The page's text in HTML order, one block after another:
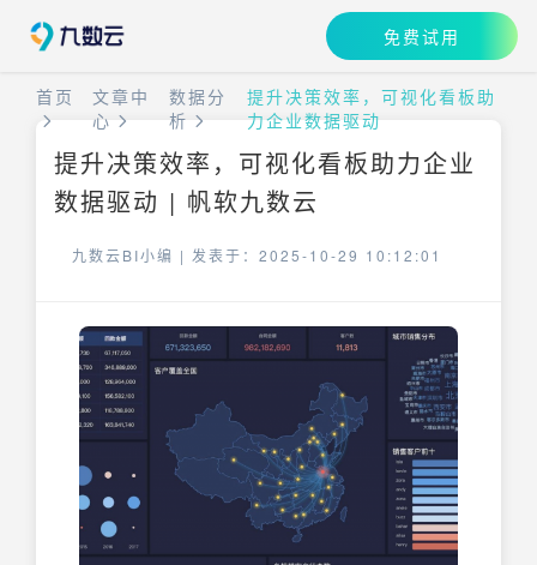
免费试用
首页
文章中
心
数据分
析
提升决策效率，可视化看板助
力企业数据驱动
提升决策效率，可视化看板助力企业
数据驱动 | 帆软九数云
九数云BI小编 | 发表于：2025-10-29 10:12:01